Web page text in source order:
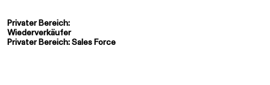
Privater Bereich:
Wiederverkäufer
Privater Bereich: Sales Force